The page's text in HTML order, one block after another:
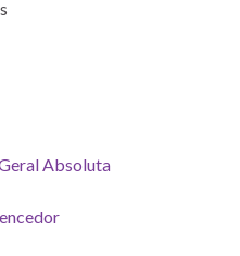
Absoluta